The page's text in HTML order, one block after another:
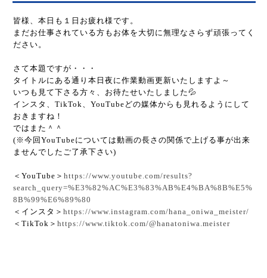
皆様、本日も１日お疲れ様です。
まだお仕事されている方もお体を大切に無理なさらず頑張ってく
ださい。
さて本題ですが・・・
タイトルにある通り本日夜に作業動画更新いたしますよ～
いつも見て下さる方々、お待たせいたしました💦
インスタ、TikTok、YouTubeどの媒体からも見れるようにして
おきますね！
ではまた＾＾
(※今回YouTubeについては動画の長さの関係で上げる事が出来
ませんでしたご了承下さい)
＜YouTube＞ https://www.youtube.com/results?
search_query=%E3%82%AC%E3%83%AB%E4%BA%8B%E5%
8B%99%E6%89%80
＜インスタ＞ https://www.instagram.com/hana_oniwa_meister/
＜TikTok＞ https://www.tiktok.com/@hanatoniwa.meister